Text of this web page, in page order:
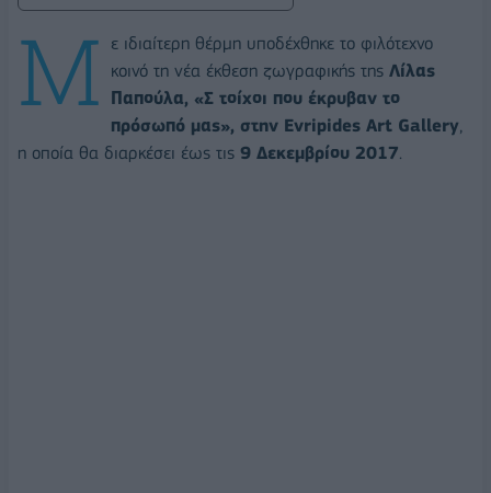
Μ
ε ιδιαίτερη θέρμη υποδέχθηκε το φιλότεχνο
κοινό τη νέα έκθεση ζωγραφικής της Λίλας
Παπούλα, «Σ τοίχοι που έκρυβαν το
πρόσωπό μας», στην Evripides Art Gallery
η οποία θα διαρκέσει έως τις 9 Δεκεμβρίου 2017.